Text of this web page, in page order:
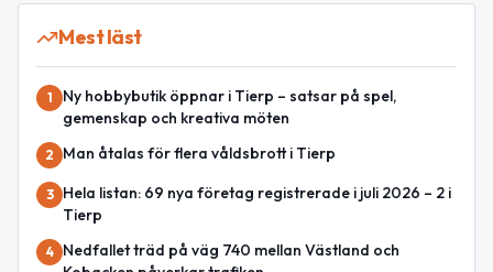
Mest läst
1
Ny hobbybutik öppnar i Tierp – satsar på spel,
gemenskap och kreativa möten
2 Man åtalas för flera våldsbrott i Tierp
3
Hela listan: 69 nya företag registrerade i juli 2026 – 2 i
Tierp
4
Nedfallet träd på väg 740 mellan Västland och